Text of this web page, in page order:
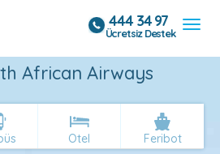
444 34 97
Ücretsiz Destek
African Airways
Otel Feribot